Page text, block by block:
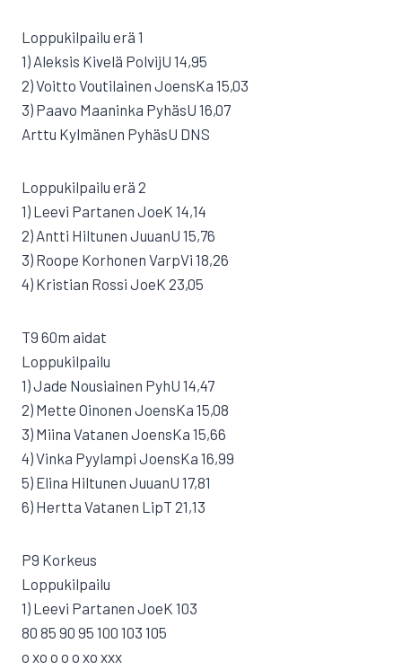
Loppukilpailu erä 1
1) Aleksis Kivelä PolvijU 14,95
2) Voitto Voutilainen JoensKa 15,03
3) Paavo Maaninka PyhäsU 16,07
Arttu Kylmänen PyhäsU DNS
Loppukilpailu erä 2
1) Leevi Partanen JoeK 14,14
2) Antti Hiltunen JuuanU 15,76
3) Roope Korhonen VarpVi 18,26
4) Kristian Rossi JoeK 23,05
T9 60m aidat
Loppukilpailu
1) Jade Nousiainen PyhU 14,47
2) Mette Oinonen JoensKa 15,08
3) Miina Vatanen JoensKa 15,66
4) Vinka Pyylampi JoensKa 16,99
5) Elina Hiltunen JuuanU 17,81
6) Hertta Vatanen LipT 21,13
P9 Korkeus
Loppukilpailu
1) Leevi Partanen JoeK 103
80 85 90 95 100 103 105
o xo o o o xo xxx